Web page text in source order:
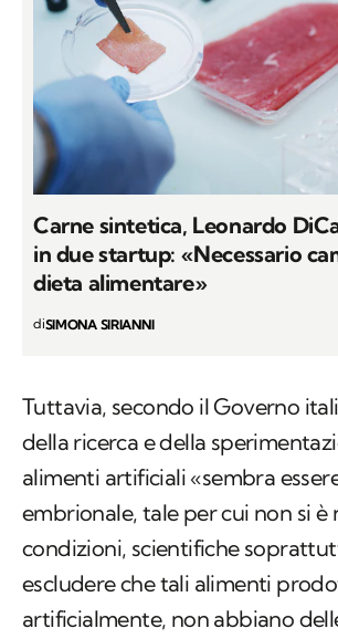
Carne sintetica, Leonardo
in due startup: «Necessario
dieta alimentare»
diSIMONA SIRIANNI
Tuttavia, secondo il Governo
della ricerca e della
alimenti artificiali «sembra
embrionale, tale per cui non si è
condizioni, scientifiche
escludere che tali alimenti
artificialmente, non abbiano